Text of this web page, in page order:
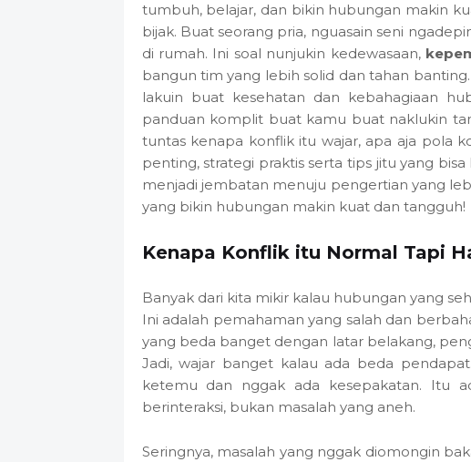
tumbuh, belajar, dan bikin hubungan makin
bijak. Buat seorang pria, nguasain seni
di rumah. Ini soal nunjukin kedewasaan,
bangun tim yang lebih solid dan tahan
lakuin buat kesehatan dan kebahagiaan
panduan komplit buat kamu buat naklukin
tuntas kenapa konflik itu wajar, apa aja pola
penting, strategi praktis serta tips jitu yang
menjadi jembatan menuju pengertian yang
yang bikin hubungan makin kuat dan tangguh!
Kenapa Konflik itu Normal Tapi
Banyak dari kita mikir kalau hubungan yang
Ini adalah pemahaman yang salah dan
yang beda banget dengan latar belakang,
Jadi, wajar banget kalau ada beda
ketemu dan nggak ada kesepakatan. Itu
berinteraksi, bukan masalah yang aneh.
Seringnya, masalah yang nggak diomongin